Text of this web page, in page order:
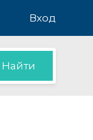
Вход
Найти